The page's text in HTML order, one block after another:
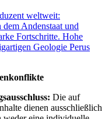
weltweit:
Andenstaat und
Fortschritte. Hohe
Geologie Perus
Die auf
dienen ausschließlich